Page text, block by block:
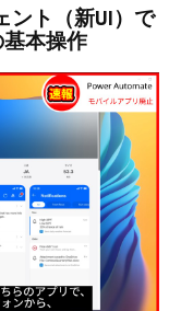
ント（新UI）で
本操作